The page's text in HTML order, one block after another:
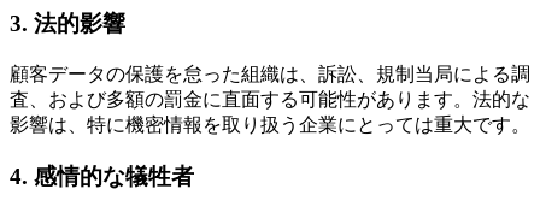
3. 法的影響
顧客データの保護を怠った組織は、訴訟、規制当局による調
査、および多額の罰金に直面する可能性があります。法的な
影響は、特に機密情報を取り扱う企業にとっては重大です。
4. 感情的な犠牲者